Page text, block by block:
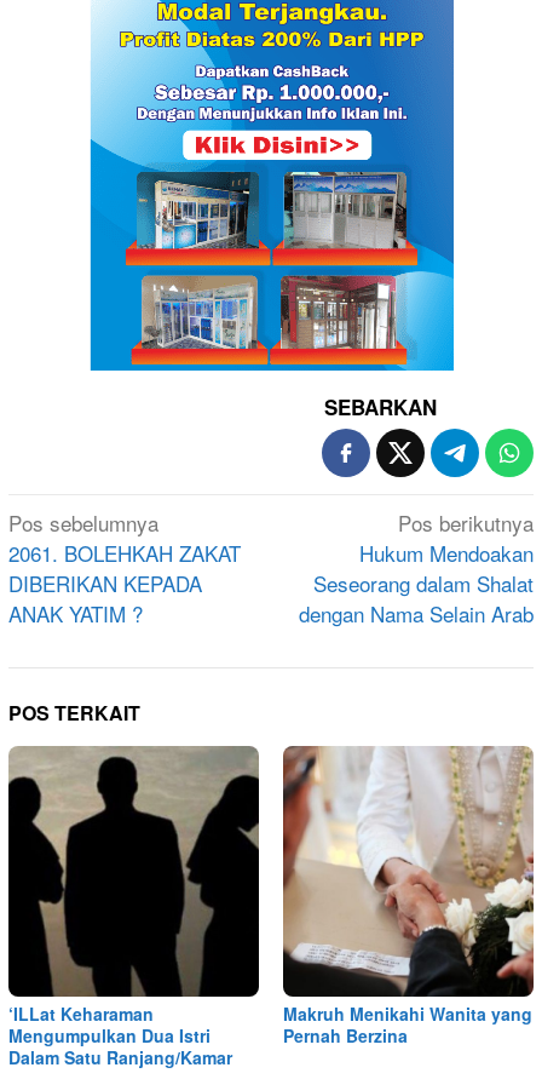
SEBARKAN
Navigasi
pos
Pos sebelumnya
2061. BOLEHKAH ZAKAT
DIBERIKAN KEPADA
ANAK YATIM ?
Pos berikutnya
Hukum Mendoakan
Seseorang dalam Shalat
dengan Nama Selain Arab
POS TERKAIT
‘ILLat Keharaman
Mengumpulkan Dua Istri
Dalam Satu Ranjang/Kamar
Makruh Menikahi Wanita yang
Pernah Berzina